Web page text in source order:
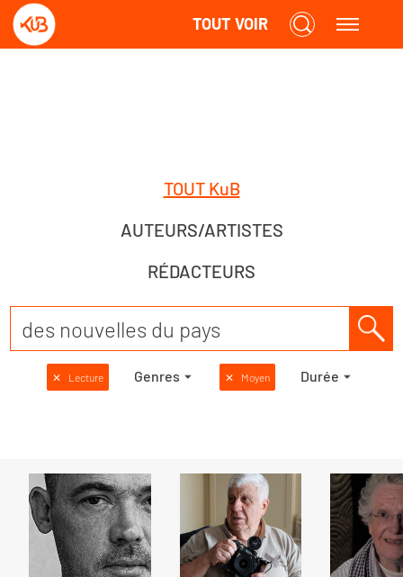
TOUT VOIR
TOUT KuB
AUTEURS/ARTISTES
RÉDACTEURS
✕ Lecture Genres ✕ Moyen Durée